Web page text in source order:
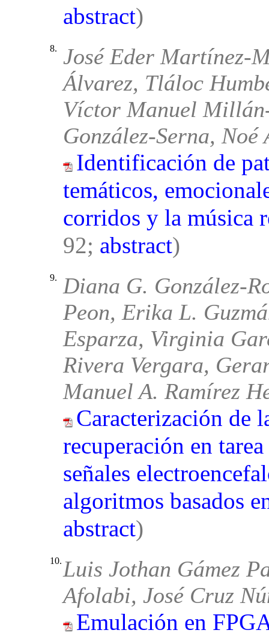
abstract)
8.
José Eder Martínez-
Álvarez, Tláloc
Víctor Manuel
González-Serna,
Identificación de
temáticos,
corridos y la música
92; abstract)
9.
Diana G. González-
Peon, Erika L.
Esparza, Virginia
Rivera Vergara,
Manuel A. Ramírez
Caracterización de
recuperación en
señales
algoritmos basados
abstract)
10. Luis Jothan Gámez
Afolabi, José Cruz
Emulación en